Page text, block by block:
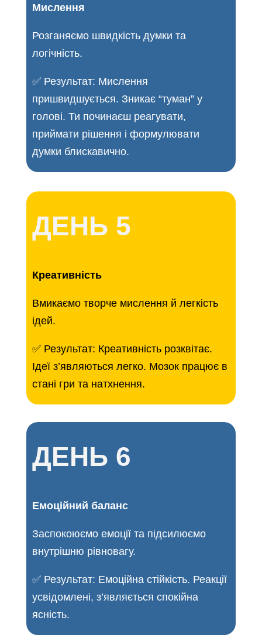
Мислення
Розганяємо швидкість думки та
логічність.
✅ Результат: Мислення
пришвидшується. Зникає “туман” у
голові. Ти починаєш реагувати,
приймати рішення і формулювати
думки блискавично.
ДЕНЬ 5
Креативність
Вмикаємо творче мислення й легкість
ідей.
✅ Результат: Креативність розквітає.
Ідеї з’являються легко. Мозок працює в
стані гри та натхнення.
ДЕНЬ 6
Емоційний баланс
Заспокоюємо емоції та підсилюємо
внутрішню рівновагу.
✅ Результат: Емоційна стійкість. Реакції
усвідомлені, з’являється спокійна
ясність.